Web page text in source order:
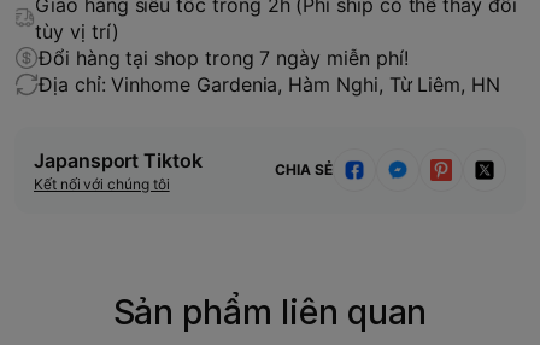
tùy vị trí)
Đổi hàng tại shop trong 7 ngày miễn phí!
Địa chỉ: Vinhome Gardenia, Hàm Nghi, Từ Liêm, HN
Japansport Tiktok
Kết nối với chúng tôi
CHIA SẺ
Sản phẩm liên quan